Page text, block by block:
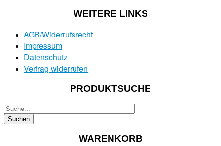
WEITERE LINKS
AGB/Widerrufsrecht
Impressum
Datenschutz
Vertrag widerrufen
PRODUKTSUCHE
WARENKORB